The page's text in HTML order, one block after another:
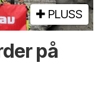
PLUSS
på